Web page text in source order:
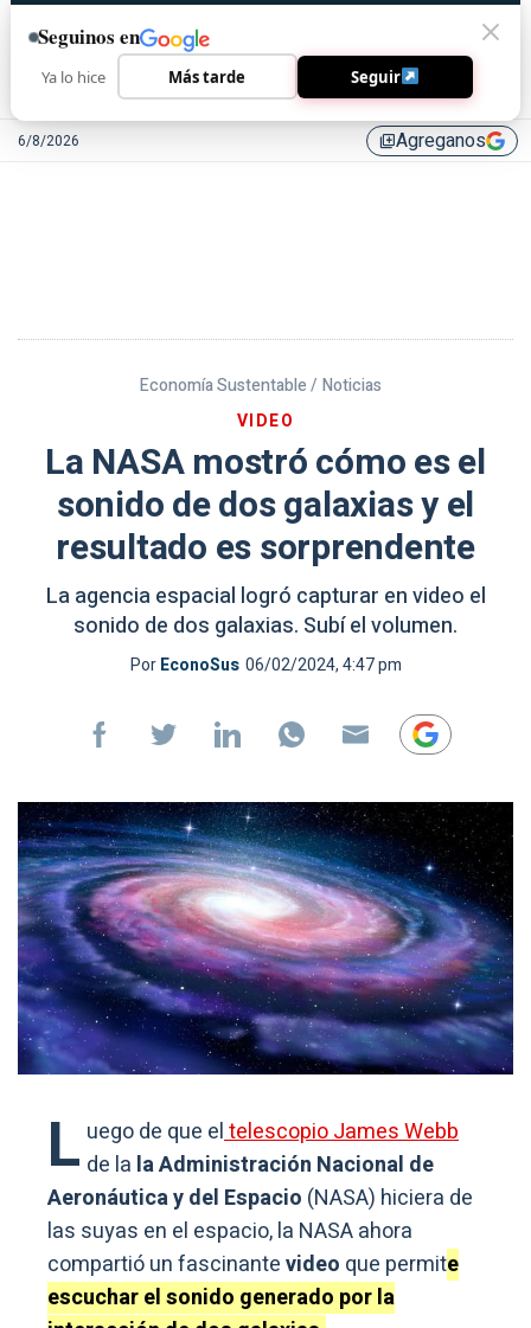
6/8/2026 library_addAgreganos
Economía Sustentable / Noticias
VIDEO
La NASA mostró cómo es el
sonido de dos galaxias y el
resultado es sorprendente
La agencia espacial logró capturar en video el
sonido de dos galaxias. Subí el volumen.
PorEconoSus 06/02/2024, 4:47 pm
L uego de que eltelescopio James Webb
de la la Administración Nacional de
Aeronáutica y del Espacio (NASA) hiciera de
las suyas en el espacio, la NASA ahora
compartió un fascinantevideo que permite
escuchar el sonido generado por la
Seguinos en
Ya lo hice Más tarde Seguir